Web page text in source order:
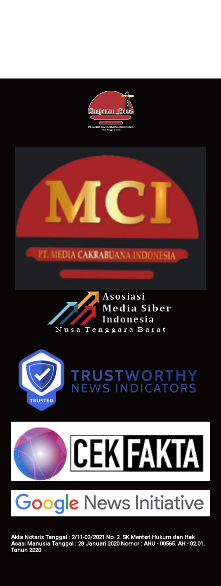
Akta Notaris Tanggal : 2/11-02/2021 No. 2. SK Menteri Hukum dan Hak
Asasi Manusia Tanggal : 28 Januari 2020 Nomor : AHU - 00565. AH - 02.01,
Tahun 2020